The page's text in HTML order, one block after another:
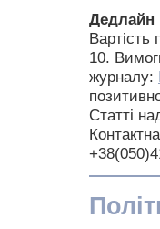
Дедлайн
Вартість
10.
журналу:
Статті